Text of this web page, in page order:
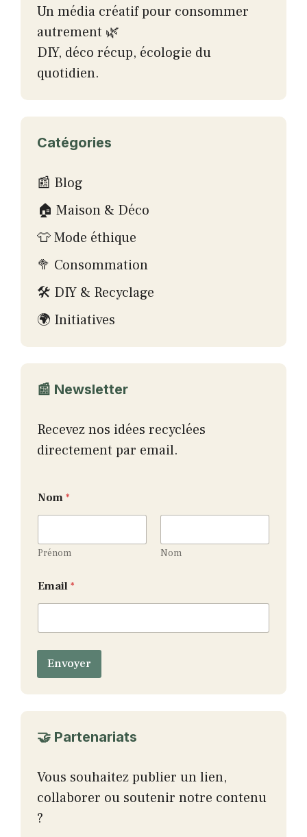
Un média créatif pour consommer
autrement 🌿
DIY, déco récup, écologie du
quotidien.
Catégories
📰 Blog
🏠 Maison & Déco
👕 Mode éthique
🥦 Consommation
🛠 DIY & Recyclage
🌍 Initiatives
📰 Newsletter
Recevez nos idées recyclées
directement par email.
Nom *
Prénom Nom
m
a
l
m
i
l
Email *
Envoyer
🤝 Partenariats
Vous souhaitez publier un lien,
collaborer ou soutenir notre contenu
?